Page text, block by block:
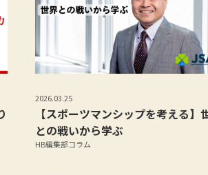
2026.03.25
【スポーツマンシップを考える】
との戦いから学ぶ
HB編集部コラム